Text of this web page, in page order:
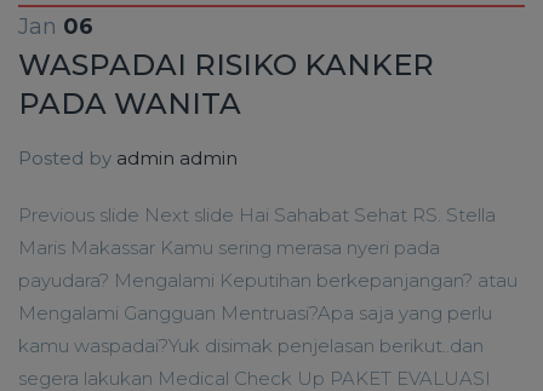
Jan 06
WASPADAI RISIKO KANKER
PADA WANITA
Posted by admin admin
Previous slide Next slide Hai Sahabat Sehat RS. Stella
Maris Makassar Kamu sering merasa nyeri pada
payudara? Mengalami Keputihan berkepanjangan? atau
Mengalami Gangguan Mentruasi?Apa saja yang perlu
kamu waspadai?Yuk disimak penjelasan berikut..dan
segera lakukan Medical Check Up PAKET EVALUASI